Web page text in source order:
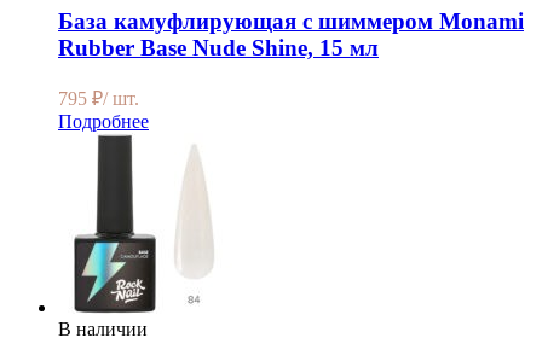
База камуфлирующая с шиммером Monami
Rubber Base Nude Shine, 15 мл
795 ₽/ шт.
Подробнее
В наличии